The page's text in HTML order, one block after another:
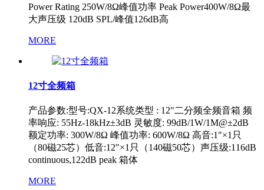
Power Rating 250W/8Ω峰值功率 Peak Power400W/8Ω最
大声压级 120dB SPL/峰值126dB高
MORE
12寸全频箱
产品参数:型号:QX-12系统类型 : 12"二分频全频音箱 频
率响应: 55Hz-18kHz±3dB 灵敏度: 99dB/1W/1M@±2dB
额定功率: 300W/8Ω 峰值功率: 600W/8Ω 高音:1"×1只
（80磁25芯）低音:12"×1只（140磁50芯）声压级:116dB
continuous,122dB peak 箱体
MORE